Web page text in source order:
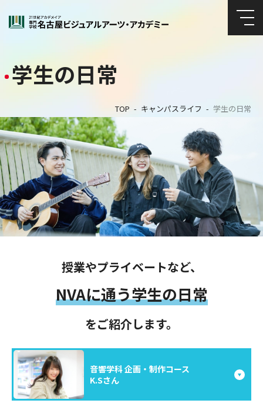
学生の日常
TOP キャンパスライフ 学生の日常
授業やプライベートなど、
NVAに通う学生の日常
をご紹介します。
音響学科 企画・制作コース
K.Sさん